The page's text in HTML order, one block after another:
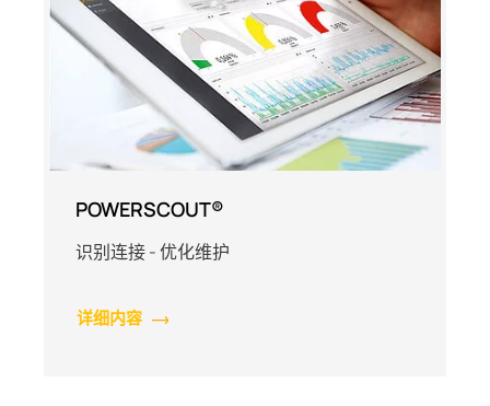
POWERSCOUT®
识别连接 - 优化维护
详细内容